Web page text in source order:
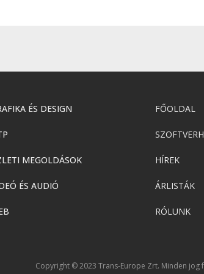
ÉS DESIGN
MEGOLDÁSOK
ÉS AUDIÓ
FŐOLDAL
HÍREK
ÁRLISTÁK
RÓLUNK
Copyright © 2023 Trans-Europe Zrt. Minden jog